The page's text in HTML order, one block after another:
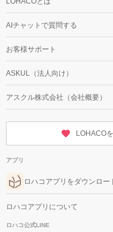
AIチャットで質問する
お客様サポート
ASKUL（法人向け）
アスクル株式会社（会社概要）
LOHACO
アプリ
ロハコアプリをダウンロー
ロハコアプリについて
ロハコ公式LINE